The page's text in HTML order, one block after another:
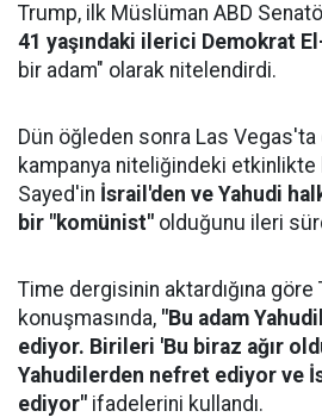
Trump, ilk Müslüman ABD
41 yaşındaki ilerici Demokrat
bir adam" olarak nitelendirdi.
Dün öğleden sonra Las
kampanya niteliğindeki etkinlikte
Sayed'in İsrail'den ve Yahudi
bir "komünist" olduğunu ileri
Time dergisinin aktardığına göre
konuşmasında, "Bu adam
ediyor. Birileri 'Bu biraz ağır
Yahudilerden nefret ediyor ve
ediyor" ifadelerini kullandı.